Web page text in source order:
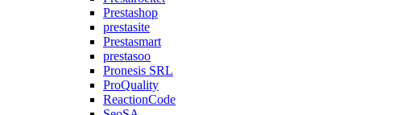
Prestashop
prestasite
Prestasmart
prestasoo
Pronesis SRL
ProQuality
ReactionCode